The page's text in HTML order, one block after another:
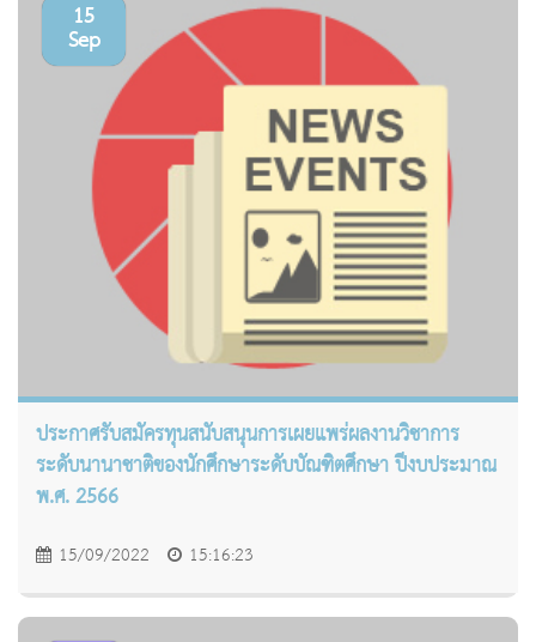
15
Sep
ประกาศรับสมัครทุนสนับสนุนการเผยแพร่ผลงานวิชาการ
ระดับนานาชาติของนักศึกษาระดับบัณฑิตศึกษา ปีงบประมาณ
พ.ศ. 2566
15/09/2022 15:16:23